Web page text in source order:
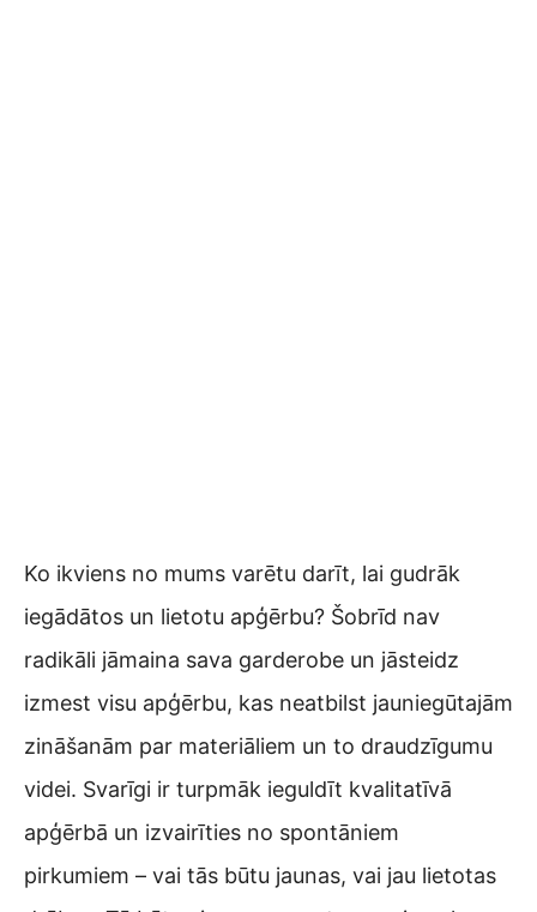
Ko ikviens no mums varētu darīt, lai gudrāk
iegādātos un lietotu apģērbu? Šobrīd nav
radikāli jāmaina sava garderobe un jāsteidz
izmest visu apģērbu, kas neatbilst jauniegūtajām
zināšanām par materiāliem un to draudzīgumu
videi. Svarīgi ir turpmāk ieguldīt kvalitatīvā
apģērbā un izvairīties no spontāniem
pirkumiem – vai tās būtu jaunas, vai jau lietotas